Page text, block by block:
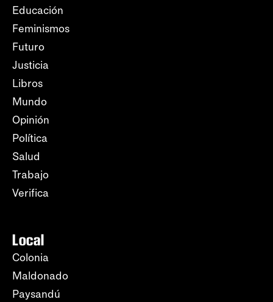
Educación
Feminismos
Futuro
Justicia
Libros
Mundo
Opinión
Política
Salud
Trabajo
Verifica
Local
Colonia
Maldonado
Paysandú